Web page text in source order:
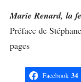
Marie Renard, la
Préface de
pages
Facebook 34